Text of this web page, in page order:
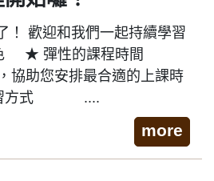
！ 歡迎和我們一起持續學習
★ 彈性的課程時間
協助您安排最合適的上課時
習方式 ....
more